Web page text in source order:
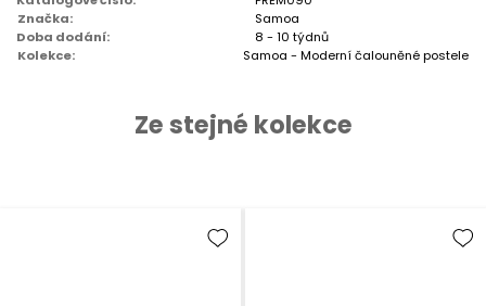
Značka:
Samoa
Doba dodání:
8 - 10 týdnů
Kolekce:
Samoa - Moderní čalouněné postele
Ze stejné kolekce